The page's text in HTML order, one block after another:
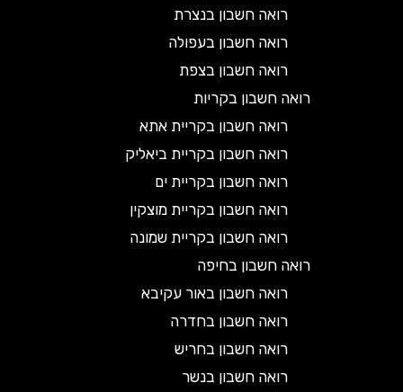
רואה חשבון בנצרת
רואה חשבון בעפולה
רואה חשבון בצפת
רואה חשבון בקריות
רואה חשבון בקריית אתא
רואה חשבון בקריית ביאליק
רואה חשבון בקריית ים
רואה חשבון בקריית מוצקין
רואה חשבון בקריית שמונה
רואה חשבון בחיפה
רואה חשבון באור עקיבא
רואה חשבון בחדרה
רואה חשבון בחריש
רואה חשבון בנשר